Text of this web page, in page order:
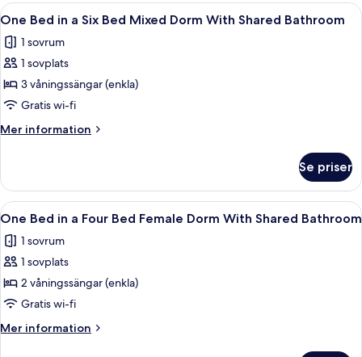
badrum
Öppna
alla
foton
för
One
Bed
in
a
Bed
Mixed
Dorm
With
Shared
Bathroom
Ett rum med en våningssäng, en
8
One Bed in a Six Bed Mixed Dorm With Shared Bathroom
1 sovrum
1 sovplats
3 våningssängar (enkla)
Gratis wi-fi
Mer information
Mer
Bed
in
a
Bed
Mixed
With
Shared
Se priser
Öppna
alla
foton
för
One
Bed
in
a
One Bed in a Four Bed Female
8
One Bed in a Four Bed Female Dorm With Shared Bathroom
1 sovrum
1 sovplats
2 våningssängar (enkla)
Gratis wi-fi
Mer information
Mer